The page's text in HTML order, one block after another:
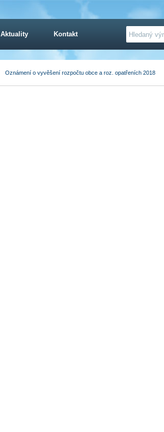
Oznámení o vyvěšení rozpočtu obce a roz. opatřeních 2018
Aktuality Kontakt